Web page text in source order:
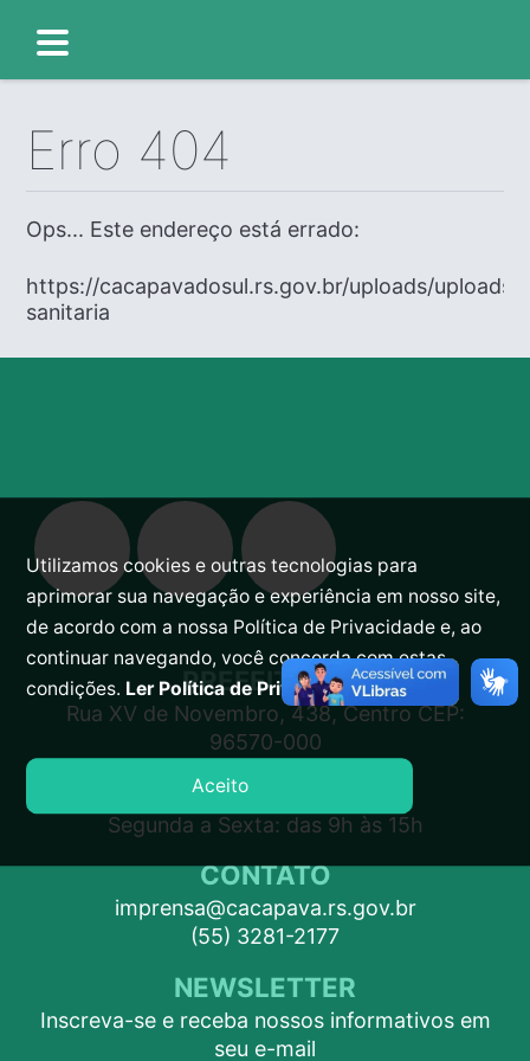
Erro 404
Ops... Este endereço está errado:
https://cacapavadosul.rs.gov.br/uploads/
sanitaria
PREFEITURA
Rua XV de Novembro, 438, Centro CEP:
96570-000
ATENDIMENTO
Segunda a Sexta: das 9h às 15h
CONTATO
imprensa@cacapava.rs.gov.br
(55) 3281-2177
NEWSLETTER
Inscreva-se e receba nossos informativos em
seu e-mail
Utilizamos cookies e outras tecnologias para
aprimorar sua navegação e experiência em nosso site,
de acordo com a nossa Política de Privacidade e, ao
continuar navegando, você concorda com estas
condições. Ler Política de Privacidade.
Aceito